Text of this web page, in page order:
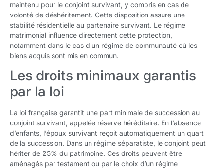
maintenu pour le conjoint survivant, y compris en cas de
volonté de déshéritement. Cette disposition assure une
stabilité résidentielle au partenaire survivant. Le régime
matrimonial influence directement cette protection,
notamment dans le cas d’un régime de communauté où les
biens acquis sont mis en commun.
Les droits minimaux garantis
par la loi
La loi française garantit une part minimale de succession au
conjoint survivant, appelée réserve héréditaire. En l’absence
d’enfants, l’époux survivant reçoit automatiquement un quart
de la succession. Dans un régime séparatiste, le conjoint peut
hériter de 25% du patrimoine. Ces droits peuvent être
aménagés par testament ou par le choix d’un régime